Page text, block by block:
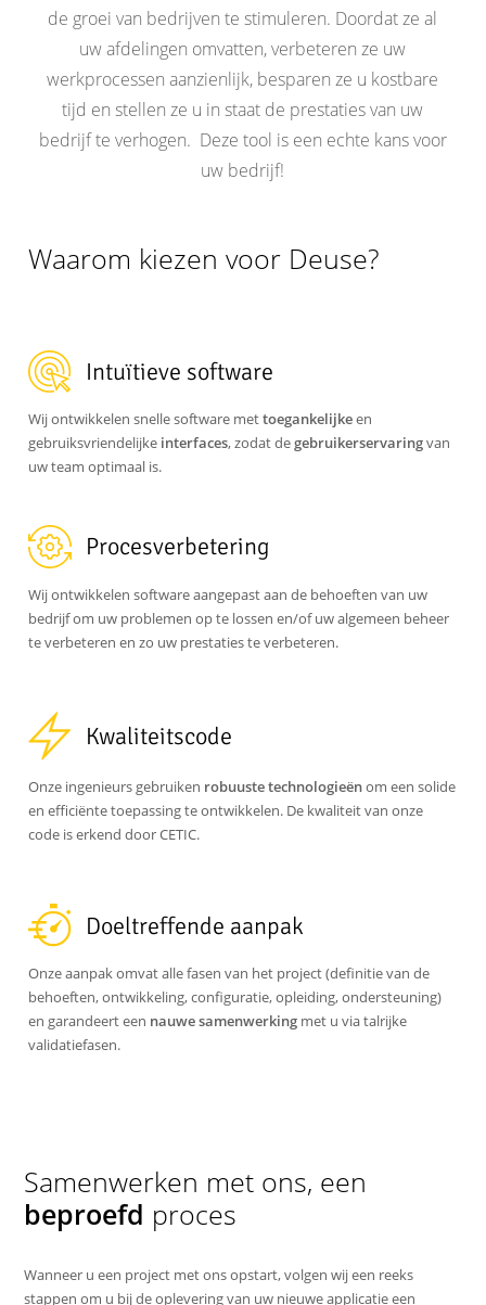
un
logiciel
de
gestion
de groei van bedrijven te stimuleren. Doordat ze al
uw afdelingen omvatten, verbeteren ze uw
werkprocessen aanzienlijk, besparen ze u kostbare
tijd en stellen ze u in staat de prestaties van uw
bedrijf te verhogen. Deze tool is een echte kans voor
uw bedrijf!
Waarom kiezen voor Deuse?
Intuïtieve software
Wij ontwikkelen snelle software mettoegankelijkeen
gebruiksvriendelijke interfaces, zodat degebruikerservaringvan
uw team optimaal is.
Procesverbetering
Wij ontwikkelen software aangepast aan de behoeften van uw
bedrijf om uw problemen op te lossen en/of uw algemeen beheer
te verbeteren en zo uw prestaties te verbeteren.
Kwaliteitscode
Onze ingenieurs gebruiken robuuste technologieënom een solide
en efficiënte toepassing te ontwikkelen. De kwaliteit van onze
code is erkend door CETIC.
Doeltreffende aanpak
Onze aanpak omvat alle fasen van het project (definitie van de
behoeften, ontwikkeling, configuratie, opleiding, ondersteuning)
en garandeert een nauwe samenwerking met u via talrijke
validatiefasen.
Samenwerken met ons, een
beproefd proces
Wanneer u een project met ons opstart, volgen wij een reeks
stappen om u bij de oplevering van uw nieuwe applicatie een